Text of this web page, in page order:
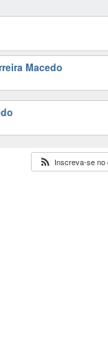
Macedo
Inscreva-se no